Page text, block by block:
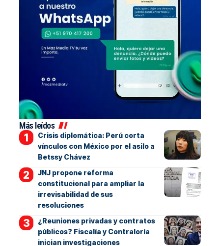
Más leídos
Crisis diplomática: Perú corta
vínculos con México por el asilo a
Betssy Chávez
JNJ propone reforma
constitucional para ampliar la
irrevisabilidad de sus
resoluciones
¿Reuniones privadas y contratos
públicos? Fiscalía y Contraloría
inician investigaciones